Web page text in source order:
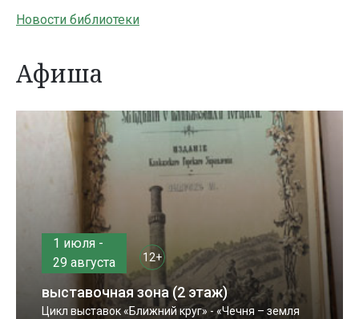
Новости библиотеки
Афиша
1 июля -
29 августа
12+
выставочная зона (2 этаж)
Цикл выставок «Ближний круг» - «Чечня – земля